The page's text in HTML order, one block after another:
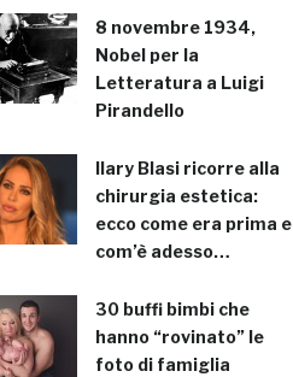
8 novembre 1934,
Nobel per la
Letteratura a Luigi
Pirandello
Ilary Blasi ricorre alla
chirurgia estetica:
ecco come era prima e
com’è adesso…
30 buffi bimbi che
hanno “rovinato” le
foto di famiglia